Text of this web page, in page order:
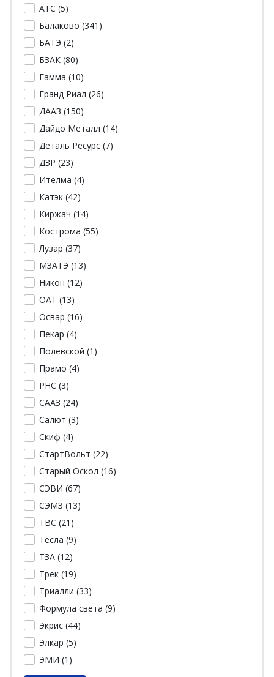
АТС (5)
Балаково (341 )
БАТЭ (2)
БЗАК (80)
Гамма (10)
Гранд Риал (26)
ДААЗ (150)
Дайдо Металл (14)
Деталь Ресурс (7)
ДЗР (23)
Ителма (4)
Катэк (42)
Киржач (14)
Кострома (55)
Лузар (37)
МЗАТЭ (13)
Никон (12)
ОАТ (13)
Освар (16)
Пекар (4)
Полевской (1 )
Прамо (4)
РНС (3)
СААЗ (24)
Салют (3)
Скиф (4)
СтартВольт (22)
Старый Оскол (16)
СЭВИ (67)
СЭМЗ (13)
ТВС (21 )
Тесла (9)
ТЗА (12)
Трек (19)
Триалли (33)
Формула света (9)
Экрис (44)
Элкар (5)
ЭМИ (1 )